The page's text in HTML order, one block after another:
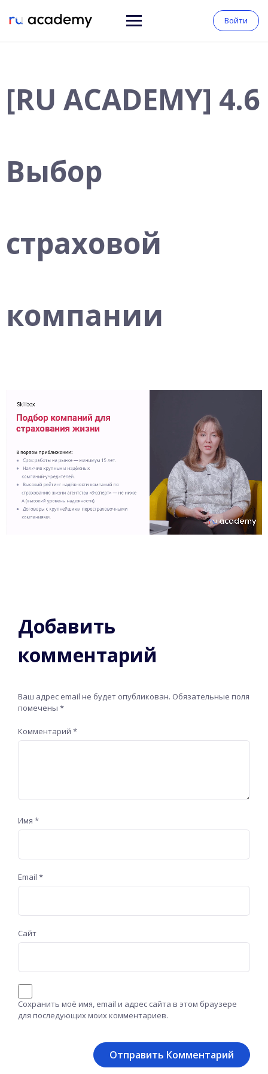
Войти
[RU ACADEMY] 4.6
Выбор
страховой
компании
Добавить
комментарий
Ваш адрес email не будет опубликован. Обязательные поля
помечены *
Комментарий *
Имя *
Email *
Сайт
Сохранить моё имя, email и адрес сайта в этом браузере
для последующих моих комментариев.